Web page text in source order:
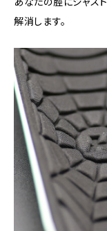
解消します。